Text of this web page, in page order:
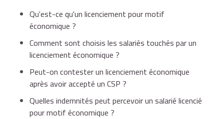
Qu'est-ce qu'un licenciement pour motif
économique ?
Comment sont choisis les salariés touchés par un
licenciement économique ?
Peut-on contester un licenciement économique
après avoir accepté un CSP ?
Quelles indemnités peut percevoir un salarié licencié
pour motif économique ?